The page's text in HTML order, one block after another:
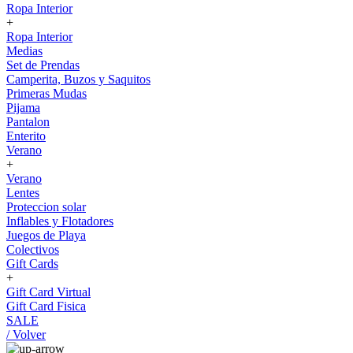
Ropa Interior
+
Ropa Interior
Medias
Set de Prendas
Camperita, Buzos y Saquitos
Primeras Mudas
Pijama
Pantalon
Enterito
Verano
+
Verano
Lentes
Proteccion solar
Inflables y Flotadores
Juegos de Playa
Colectivos
Gift Cards
+
Gift Card Virtual
Gift Card Fisica
SALE
/ Volver